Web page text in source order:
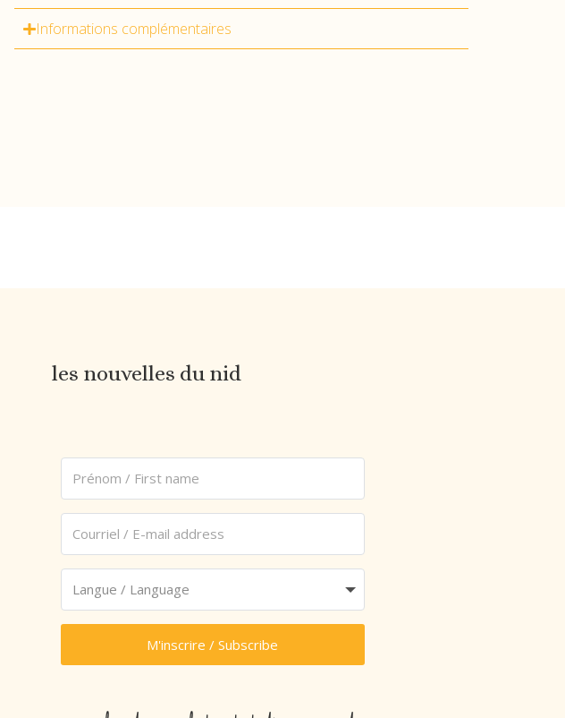
Informations complémentaires
les nouvelles du nid
M'inscrire / Subscribe